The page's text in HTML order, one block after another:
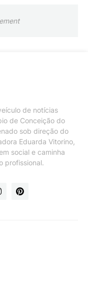
de notícias
de Conceição do
sob direção do
Eduarda Vitorino,
social e caminha
profissional.